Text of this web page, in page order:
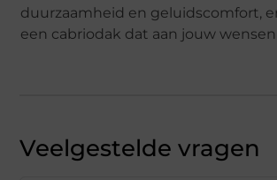
duurzaamheid en geluidscomfort,
een cabriodak dat aan jouw
Veelgestelde vragen